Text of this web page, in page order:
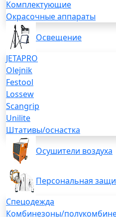
Комплектующие
Окрасочные аппараты
Освещение
JETAPRO
Olejnik
Festool
Lossew
Scangrip
Unilite
Штативы/оснастка
Осушители воздуха
Персональная
Спецодежда
Комбинезоны/